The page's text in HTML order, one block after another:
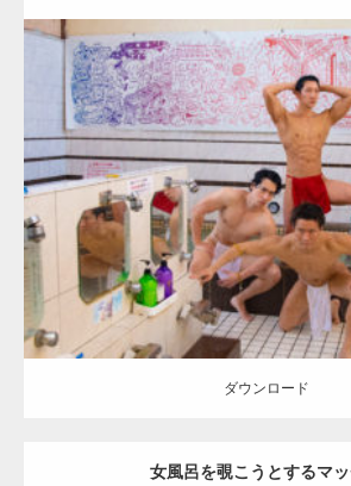
Update:2023.02.11
Category:筋肉銭湯2 その他 YOSHIAKIHITO(
肩 腹筋 川口 (埼玉)
ダウンロード
ダウンロード
女風呂を覗こうとするマ